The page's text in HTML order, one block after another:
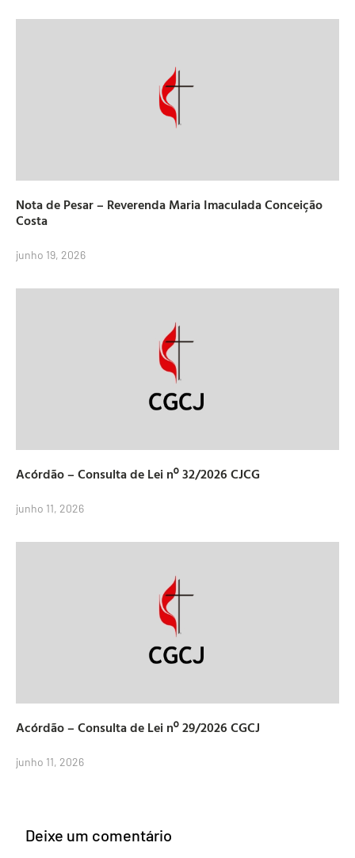
Nota de Pesar – Reverenda Maria Imaculada Conceição
Costa
junho 19, 2026
Acórdão – Consulta de Lei nº 32/2026 CJCG
junho 11, 2026
Acórdão – Consulta de Lei nº 29/2026 CGCJ
junho 11, 2026
Deixe um comentário